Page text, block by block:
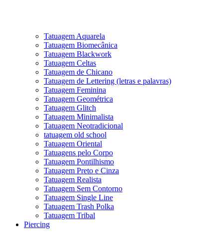
Tatuagem Aquarela
Tatuagem Biomecânica
Tatuagem Blackwork
Tatuagem Celtas
Tatuagem de Chicano
Tatuagem de Lettering (letras e palavras)
Tatuagem Feminina
Tatuagem Geométrica
Tatuagem Glitch
Tatuagem Minimalista
Tatuagem Neotradicional
tatuagem old school
Tatuagem Oriental
Tatuagens pelo Corpo
Tatuagem Pontilhismo
Tatuagem Preto e Cinza
Tatuagem Realista
Tatuagem Sem Contorno
Tatuagem Single Line
Tatuagem Trash Polka
Tatuagem Tribal
Piercing